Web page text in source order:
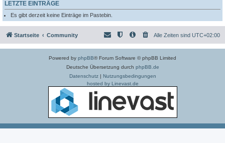
LETZTE EINTRÄGE
Es gibt derzeit keine Einträge im Pastebin.
Startseite Community Alle Zeiten sind UTC+02:00
Powered by phpBB® Forum Software © phpBB Limited
Deutsche Übersetzung durch phpBB.de
Datenschutz|
Nutzungsbedingungen
hosted by Linevast.de